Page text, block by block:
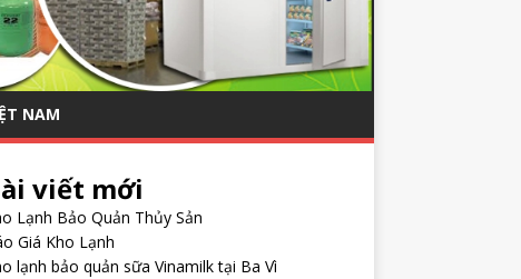
NAM
viết mới
Lạnh Bảo Quản Thủy Sản
Giá Kho Lạnh
lạnh bảo quản sữa Vinamilk tại Ba Vì